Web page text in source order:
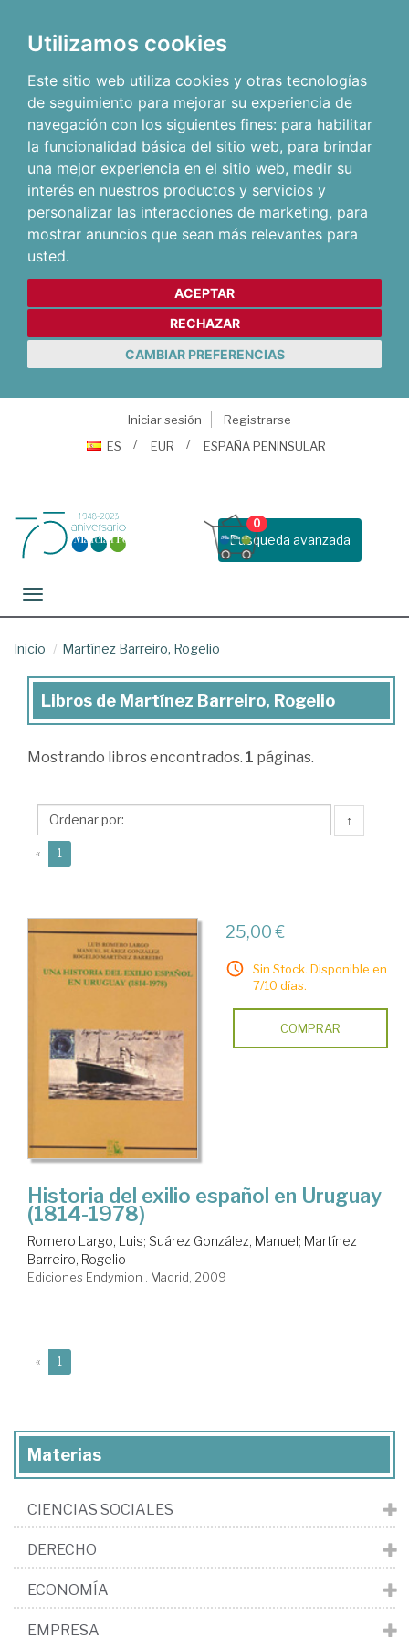
Utilizamos cookies
Este sitio web utiliza cookies y otras tecnologías
de seguimiento para mejorar su experiencia de
navegación con los siguientes fines: para habilitar
la funcionalidad básica del sitio web, para brindar
una mejor experiencia en el sitio web, medir su
interés en nuestros productos y servicios y
personalizar las interacciones de marketing, para
mostrar anuncios que sean más relevantes para
usted.
ACEPTAR
RECHAZAR
CAMBIAR PREFERENCIAS
Iniciar sesión
Registrarse
ES
EUR ESPAÑA PENINSULAR
Busqueda avanzada
0
Toggle navigation
Inicio Martínez Barreiro, Rogelio
Libros
Martínez
Rogelio
Libros de Martínez Barreiro, Rogelio
Mostrando libros encontrados. 1 páginas.
↑
« 1
25,00 €
Sin Stock. Disponible en
7/10 días.
COMPRAR
Historia del exilio español en Uruguay
(1814-1978)
Romero Largo, Luis; Suárez González, Manuel; Martínez
Barreiro, Rogelio
Ediciones Endymion . Madrid, 2009
« 1
Materias
CIENCIAS SOCIALES
DERECHO
ECONOMÍA
EMPRESA